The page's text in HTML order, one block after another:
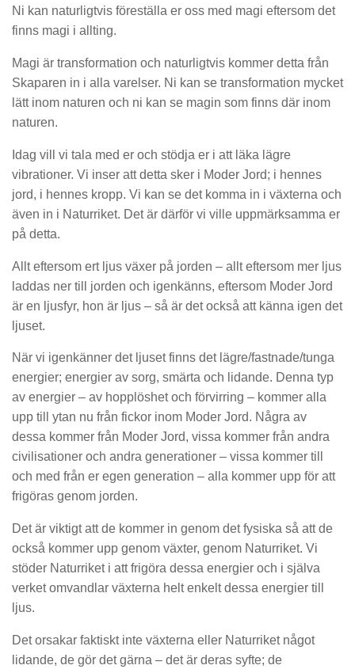
Ni kan naturligtvis föreställa er oss med magi eftersom det
finns magi i allting.
Magi är transformation och naturligtvis kommer detta från
Skaparen in i alla varelser. Ni kan se transformation mycket
lätt inom naturen och ni kan se magin som finns där inom
naturen.
Idag vill vi tala med er och stödja er i att läka lägre
vibrationer. Vi inser att detta sker i Moder Jord; i hennes
jord, i hennes kropp. Vi kan se det komma in i växterna och
även in i Naturriket. Det är därför vi ville uppmärksamma er
på detta.
Allt eftersom ert ljus växer på jorden – allt eftersom mer ljus
laddas ner till jorden och igenkänns, eftersom Moder Jord
är en ljusfyr, hon är ljus – så är det också att känna igen det
ljuset.
När vi igenkänner det ljuset finns det lägre/fastnade/tunga
energier; energier av sorg, smärta och lidande. Denna typ
av energier – av hopplöshet och förvirring – kommer alla
upp till ytan nu från fickor inom Moder Jord. Några av
dessa kommer från Moder Jord, vissa kommer från andra
civilisationer och andra generationer – vissa kommer till
och med från er egen generation – alla kommer upp för att
frigöras genom jorden.
Det är viktigt att de kommer in genom det fysiska så att de
också kommer upp genom växter, genom Naturriket. Vi
stöder Naturriket i att frigöra dessa energier och i själva
verket omvandlar växterna helt enkelt dessa energier till
ljus.
Det orsakar faktiskt inte växterna eller Naturriket något
lidande, de gör det gärna – det är deras syfte; de ​​